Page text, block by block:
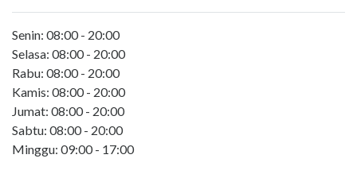
Senin: 08:00 - 20:00
Selasa: 08:00 - 20:00
Rabu: 08:00 - 20:00
Kamis: 08:00 - 20:00
Jumat: 08:00 - 20:00
Sabtu: 08:00 - 20:00
Minggu: 09:00 - 17:00